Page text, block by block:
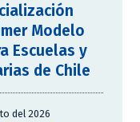
Modelo
Escuelas y
de Chile
del 2026